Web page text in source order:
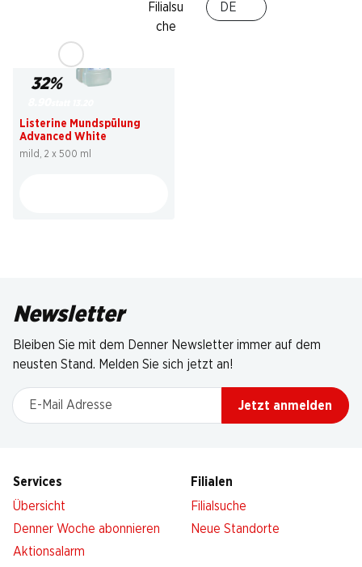
Filialsu
che
DE
32%
Listerine Mundspülung
Advanced White
mild, 2 x 500 ml
Newsletter
Bleiben Sie mit dem Denner Newsletter immer auf dem
neusten Stand. Melden Sie sich jetzt an!
E-Mail Adresse
Jetzt anmelden
Services
Übersicht
Denner Woche abonnieren
Aktionsalarm
Filialen
Filialsuche
Neue Standorte